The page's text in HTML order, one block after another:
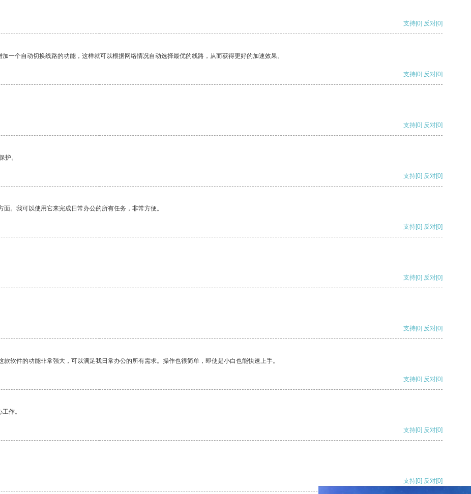
支持[0] 反对[0]
一个自动切换线路的功能，这样就可以根据网络情况自动选择最优的线路，从而获得更好的加速效果。
支持[0] 反对[0]
支持[0] 反对[0]
护。
支持[0] 反对[0]
。我可以使用它来完成日常办公的所有任务，非常方便。
支持[0] 反对[0]
支持[0] 反对[0]
支持[0] 反对[0]
软件的功能非常强大，可以满足我日常办公的所有需求。操作也很简单，即使是小白也能快速上手。
支持[0] 反对[0]
作。
支持[0] 反对[0]
支持[0] 反对[0]